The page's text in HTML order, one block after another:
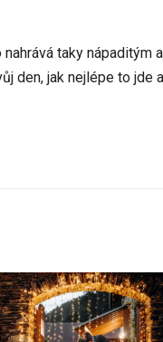
taky nápaditým a
den, jak nejlépe to jde a